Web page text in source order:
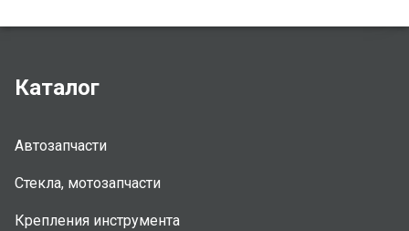
Каталог
Автозапчасти
Стекла, мотозапчасти
Крепления инструмента